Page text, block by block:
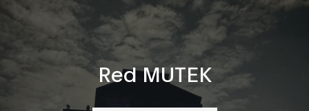
Red MUTEK